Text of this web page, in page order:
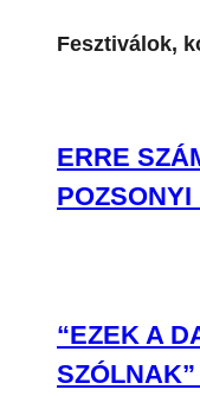
Fesztiválok,
ERRE
“EZEK A